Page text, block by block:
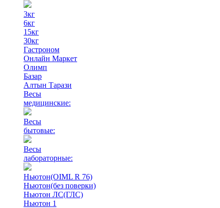
3кг
6кг
15кг
30кг
Гастроном
Онлайн Маркет
Олимп
Базар
Алтын Тарази
Весы
медицинские:
Весы
бытовые:
Весы
лабораторные:
Ньютон(OIML R 76)
Ньютон(без поверки)
Ньютон ЛС(ГЛС)
Ньютон 1